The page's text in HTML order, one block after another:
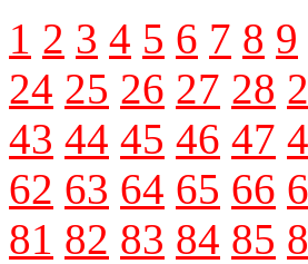
1 2 3 4 5 6 7 8 9
24 25 26 27 28
43 44 45 46 47
62 63 64 65 66
81 82 83 84 85